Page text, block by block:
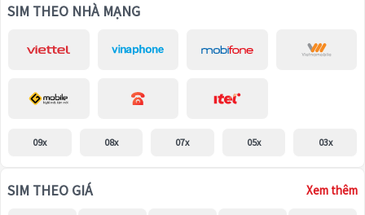
SIM THEO NHÀ MẠNG
09x 08x 07x 05x 03x
SIM THEO GIÁ Xem thêm